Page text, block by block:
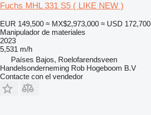
Fuchs MHL 331 S5 ( LIKE NEW )
EUR 149,500 ≈ MX$2,973,000 ≈ USD 172,700
Manipulador de materiales
2023
5,531 m/h
Países Bajos, Roelofarendsveen
Handelsonderneming Rob Hogeboom B.V
Contacte con el vendedor